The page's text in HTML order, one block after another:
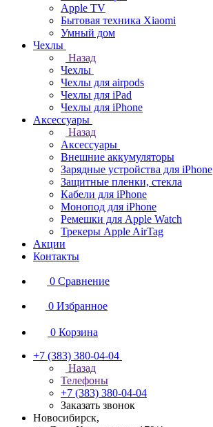
Apple TV
Бытовая техника Xiaomi
Умный дом
Чехлы
Назад
Чехлы
Чехлы для airpods
Чехлы для iPad
Чехлы для iPhone
Аксессуары
Назад
Аксессуары
Внешние аккумуляторы
Зарядные устройства для iPhone
Защитные пленки, стекла
Кабели для iPhone
Монопод для iPhone
Ремешки для Apple Watch
Трекеры Apple AirTag
Акции
Контакты
0 Сравнение
0 Избранное
0 Корзина
+7 (383) 380-04-04
Назад
Телефоны
+7 (383) 380-04-04
Заказать звонок
Новосибирск,